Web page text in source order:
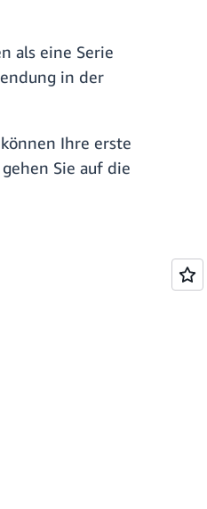
als eine Serie
in der
können Ihre erste
Sie auf die